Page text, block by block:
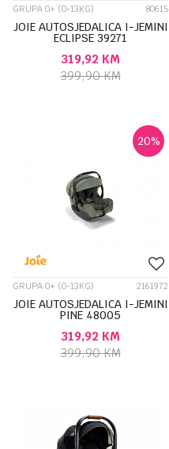
GRUPA 0+ (0-13KG) 80615
JOIE AUTOSJEDALICA I-JEMINI
ECLIPSE 39271
319,92 KM
399,90KM
20%
GRUPA 0+ (0-13KG) 2161972
JOIE AUTOSJEDALICA I-JEMINI
PINE 48005
319,92 KM
399,90KM